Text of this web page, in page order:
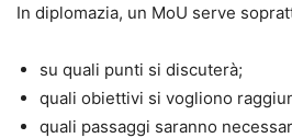
In diplomazia, un MoU serve
su quali punti si discuterà;
quali obiettivi si vogliono
quali passaggi saranno